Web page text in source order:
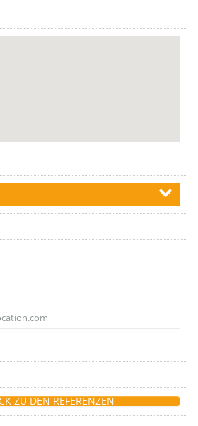
ZU DEN REFERENZEN